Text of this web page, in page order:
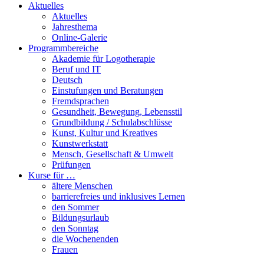
Aktuelles
Aktuelles
Jahresthema
Online-Galerie
Programmbereiche
Akademie für Logotherapie
Beruf und IT
Deutsch
Einstufungen und Beratungen
Fremdsprachen
Gesundheit, Bewegung, Lebensstil
Grundbildung / Schulabschlüsse
Kunst, Kultur und Kreatives
Kunstwerkstatt
Mensch, Gesellschaft & Umwelt
Prüfungen
Kurse für …
ältere Menschen
barrierefreies und inklusives Lernen
den Sommer
Bildungsurlaub
den Sonntag
die Wochenenden
Frauen